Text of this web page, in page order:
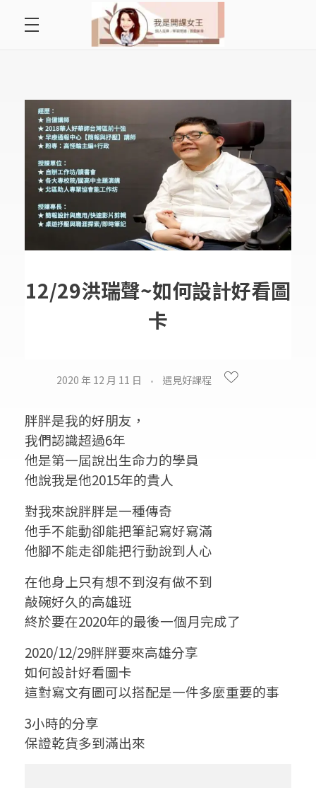
最愛讀書會
遇見好課程
挺公益活動
關於李秋玉
12/29洪瑞聲~如何設計好看圖
卡
2020 年 12 月 11 日 遇見好課程
胖胖是我的好朋友，
我們認識超過6年
他是第一屆說出生命力的學員
他說我是他2015年的貴人
對我來說胖胖是一種傳奇
他手不能動卻能把筆記寫好寫滿
他腳不能走卻能把行動說到人心
在他身上只有想不到沒有做不到
敲碗好久的高雄班
終於要在2020年的最後一個月完成了
2020/12/29胖胖要來高雄分享
如何設計好看圖卡
這對寫文有圖可以搭配是一件多麼重要的事
3小時的分享
保證乾貨多到滿出來